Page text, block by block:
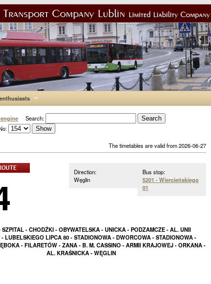
Search:
The timetables are valid from 2026-06-27
Bus stop:
5201 - Wiercieńskiego
01
Direction:
Węglin
- CHODŹKI - OBYWATELSKA - UNICKA - PODZAMCZE - AL. UNII
LUBELSKIEGO LIPCA 80 - STADIONOWA - DWORCOWA - STADIONOWA -
- FILARETÓW - ZANA - B. M. CASSINO - ARMII KRAJOWEJ - ORKANA -
AL. KRAŚNICKA - WĘGLIN